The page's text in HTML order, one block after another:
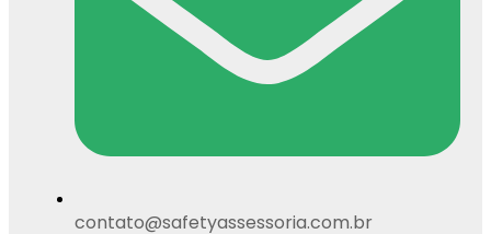
contato@safetyassessoria.com.br